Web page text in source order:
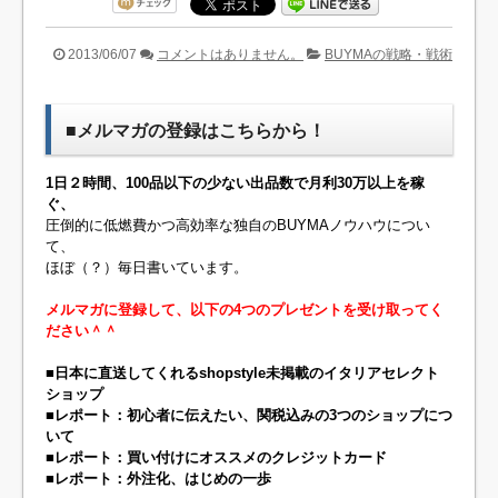
2013/06/07 コメントはありません。 BUYMAの戦略・戦術
■メルマガの登録はこちらから！
1日２時間、100品以下の少ない出品数で月利30万以上を稼
ぐ、
圧倒的に低燃費かつ高効率な独自のBUYMAノウハウについ
て、
ほぼ（？）毎日書いています。
メルマガに登録して、以下の4つのプレゼントを受け取ってく
ださい＾＾
■日本に直送してくれるshopstyle未掲載のイタリアセレクト
ショップ
■レポート：初心者に伝えたい、関税込みの3つのショップにつ
いて
■レポート：買い付けにオススメのクレジットカード
■レポート：外注化、はじめの一歩